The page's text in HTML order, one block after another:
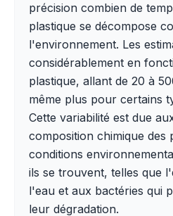
précision combien de
plastique se décompose
l'environnement. Les
considérablement en
plastique, allant de 20 à
même plus pour certains
Cette variabilité est due
composition chimique des
conditions
ils se trouvent, telles que
l'eau et aux bactéries qui
leur dégradation.